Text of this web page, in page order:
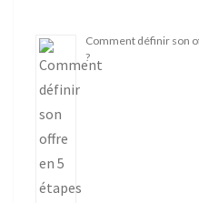
Comment définir son
?